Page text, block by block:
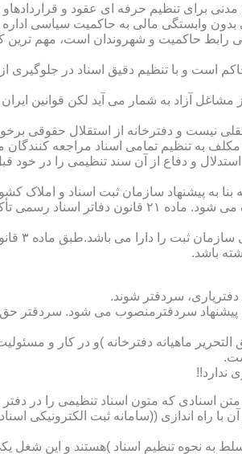
مدنی برای تنظیم حرفه ای عقود و
بدون وابستگی مالی به حاکمیت سیاسی
حاکمیت و شهروندان است، مهم ترین
است و با تنظیم دقیق اسناد در جلوگیری
آزاد به شمار می آید لکن قوانین
نیست و دفترخانه از استقلال حقوقی
را مکلف به تنظیم تمامی اسناد مراجعه
و دفاع از آن سند تنظیمی را در خود
به پیشنهاد سازمان ثبت اسناد و املاک
سردفتران و دفتریاران تعیین شده و سردفتر نامیده می
دفتریار
باشد.
سردفتر شوند.
پیشنهاد سردفترمنصوب می شود. سردفتر
ندارد!!
متن اسنادی که متون اسناد تنظیمی را در
۱۳۹۵ و سال های پس از آن با راه اندازی ((سامانه
به نحوه تنظیم اسناد )هستند و این شغل